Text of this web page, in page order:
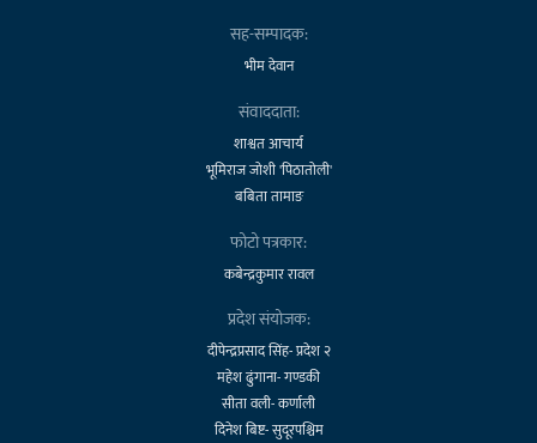
सह-सम्पादक:
भीम देवान
संवाददाता:
शाश्वत आचार्य
भूमिराज जोशी 'पिठातोली'
बबिता तामाङ
फोटो पत्रकार:
कबेन्द्रकुमार रावल
प्रदेश संयोजक:
दीपेन्द्रप्रसाद सिंह- प्रदेश २
महेश ढुंगाना- गण्डकी
सीता वली- कर्णाली
दिनेश बिष्ट- सुदूरपश्चिम